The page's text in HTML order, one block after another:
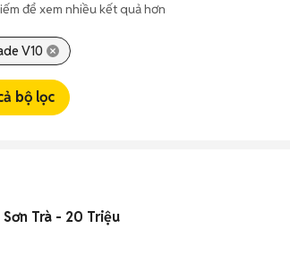
để xem nhiều kết quả hơn
V10
bộ lọc
Trà - 20 Triệu